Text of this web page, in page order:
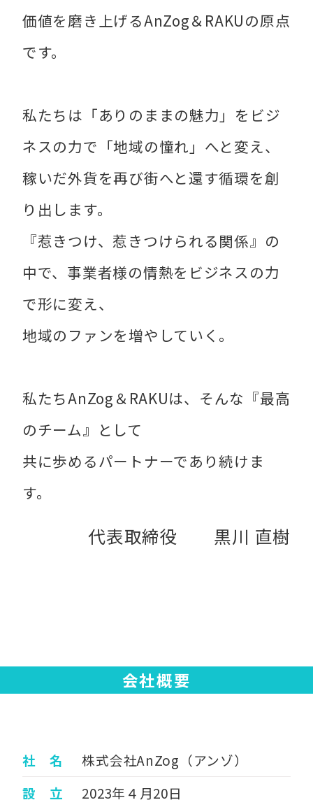
価値を磨き上げるAnZog＆RAKUの原点
です。
私たちは「ありのままの魅力」をビジ
ネスの力で「地域の憧れ」へと変え、
稼いだ外貨を再び街へと還す循環を創
り出します。
『惹きつけ、惹きつけられる関係』の
中で、事業者様の情熱をビジネスの力
で形に変え、
地域のファンを増やしていく。
私たちAnZog＆RAKUは、そんな『最高
のチーム』として
共に歩めるパートナーであり続けま
す。
代表取締役 黒川 直樹
会社概要
社 名
株式会社AnZog（アンゾ）
設 立
2023年４月20日